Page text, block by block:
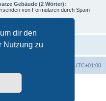
dir den
Nutzung zu
Gebäude (2 Wörter):
von Formularen durch Spam-
UTC+01:00
© phpBB Limited
phpBB.de